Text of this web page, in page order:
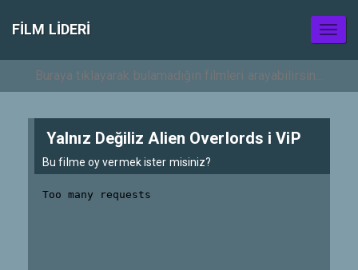
FILM LIDERI
Yalnız Değiliz Alien Overlords i ViP
Bu filme oy vermek ister misiniz?